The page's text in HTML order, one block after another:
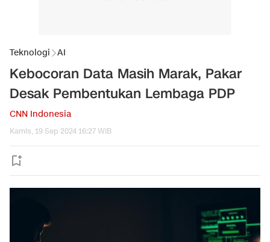
Teknologi AI
Kebocoran Data Masih Marak, Pakar
Desak Pembentukan Lembaga PDP
CNN Indonesia
Kamis, 19 Sep 2024 16:27 WIB